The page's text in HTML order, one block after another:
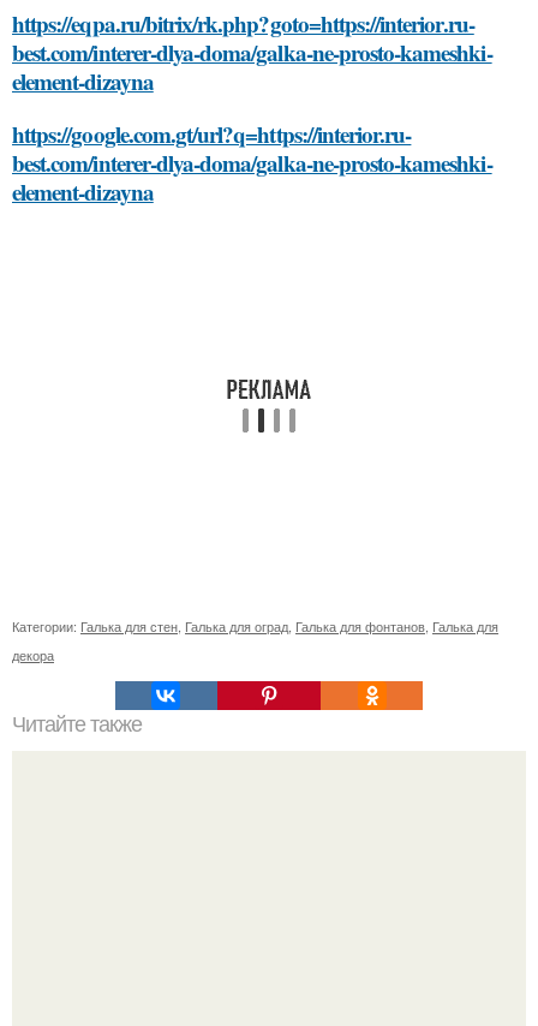
https://eqpa.ru/bitrix/rk.php?goto=https://interior.ru-
best.com/interer-dlya-doma/galka-ne-prosto-kameshki-
element-dizayna
https://google.com.gt/url?q=https://interior.ru-
best.com/interer-dlya-doma/galka-ne-prosto-kameshki-
element-dizayna
Категории: Галька для стен Галька для оград Галька для фонтанов Галька для
декора
Читайте также